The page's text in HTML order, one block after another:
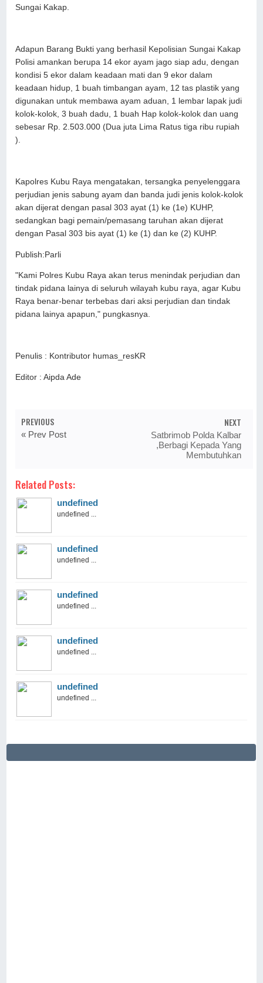
Sungai Kakap.
Adapun Barang Bukti yang berhasil Kepolisian Sungai Kakap
Polisi amankan berupa 14 ekor ayam jago siap adu, dengan
kondisi 5 ekor dalam keadaan mati dan 9 ekor dalam
keadaan hidup, 1 buah timbangan ayam, 12 tas plastik yang
digunakan untuk membawa ayam aduan, 1 lembar lapak judi
kolok-kolok, 3 buah dadu, 1 buah Hap kolok-kolok dan uang
sebesar Rp. 2.503.000 (Dua juta Lima Ratus tiga ribu rupiah
).
Kapolres Kubu Raya mengatakan, tersangka penyelenggara
perjudian jenis sabung ayam dan banda judi jenis kolok-kolok
akan dijerat dengan pasal 303 ayat (1) ke (1e) KUHP,
sedangkan bagi pemain/pemasang taruhan akan dijerat
dengan Pasal 303 bis ayat (1) ke (1) dan ke (2) KUHP.
Publish:Parli
"Kami Polres Kubu Raya akan terus menindak perjudian dan
tindak pidana lainya di seluruh wilayah kubu raya, agar Kubu
Raya benar-benar terbebas dari aksi perjudian dan tindak
pidana lainya apapun," pungkasnya.
Penulis : Kontributor humas_resKR
Editor : Aipda Ade
PREVIOUS
« Prev Post
NEXT
Satbrimob Polda Kalbar
,Berbagi Kepada Yang
Membutuhkan
Related Posts:
undefined
undefined ...
undefined
undefined ...
undefined
undefined ...
undefined
undefined ...
undefined
undefined ...